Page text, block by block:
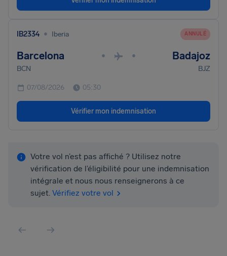
IB2334 • Iberia ANNULÉ
Barcelona • • Badajoz
BCN BJZ
07/08/2026 05:30
Vérifier mon indemnisation
Votre vol n’est pas affiché ? Utilisez notre
vérification de l’éligibilité pour une indemnisation
intégrale et nous nous renseignerons à ce
sujet. Vérifiez votre vol